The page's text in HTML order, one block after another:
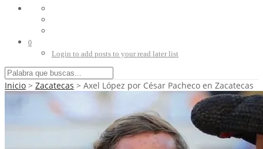
0
Login to add posts to your read later list
Inicio > Zacatecas > Axel López por César Pacheco en Zacatecas